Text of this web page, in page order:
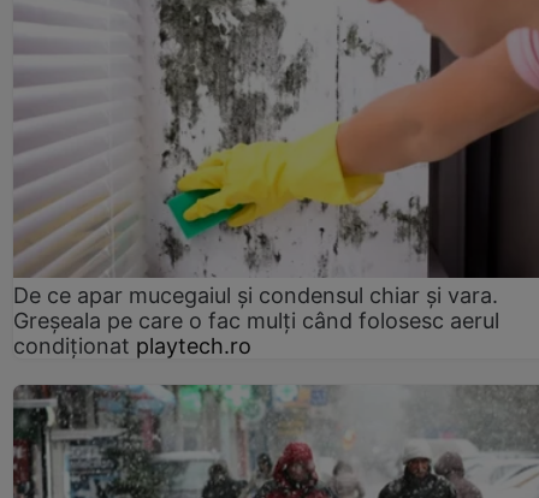
De ce apar mucegaiul și condensul chiar și vara.
Greșeala pe care o fac mulți când folosesc aerul
condiționat playtech.ro